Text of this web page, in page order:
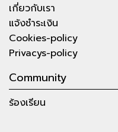
เกี่ยวกับเรา
แจ้งชำระเงิน
Cookies-policy
Privacys-policy
Community
ร้องเรียน